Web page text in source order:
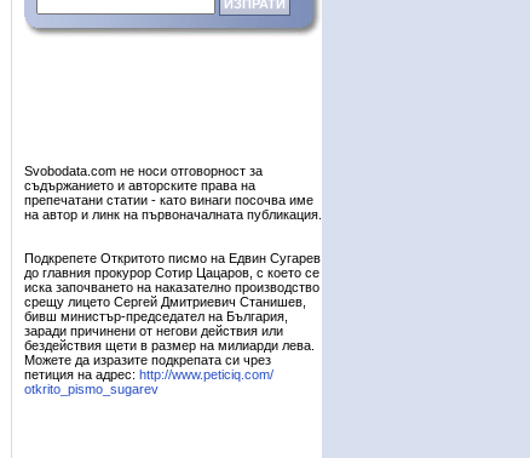
Svobodata.com не носи отговорност за
съдържанието и авторските права на
препечатани статии - като винаги посочва име
на автор и линк на първоначалната публикация.
Подкрепете Откритото писмо на Едвин Сугарев
до главния прокурор Сотир Цацаров, с което се
иска започването на наказателно производство
срещу лицето Сергей Дмитриевич Станишев,
бивш министър-председател на България,
заради причинени от негови действия или
бездействия щети в размер на милиарди лева.
Можете да изразите подкрепата си чрез
петиция на адрес: http://www.peticiq.com/
otkrito_pismo_sugarev